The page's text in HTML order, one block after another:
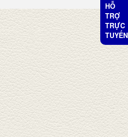
HỖ
TRỢ
TRỰC
TUYẾN